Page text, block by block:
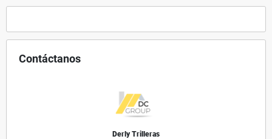
Contáctanos
Derly Trilleras